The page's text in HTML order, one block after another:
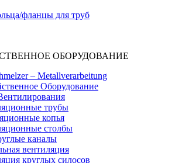
фланцы для труб
ОБОРУДОВАНИЕ
Оборудование
трубы
копья
столбы
каналы
вентиляция
круглых силосов